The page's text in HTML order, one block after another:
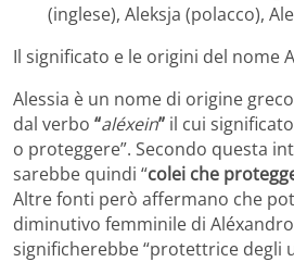
(inglese), Aleksja (polacco),
Il significato e le origini del nome
Alessia è un nome di origine
dal verbo “aléxein” il cui
o proteggere”. Secondo questa
sarebbe quindi “colei che
Altre fonti però affermano che
diminutivo femminile di
significherebbe “protettrice degli